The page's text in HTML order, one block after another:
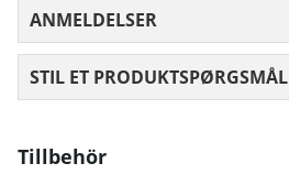
ANMELDELSER
STIL ET PRODUKTSPØRGSMÅL
Tillbehör